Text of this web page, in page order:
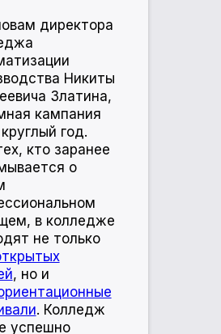
директора
Никиты
Златина,
кампания
год.
кто заранее
о
в колледже
не только
, но и
. Колледж
успешно